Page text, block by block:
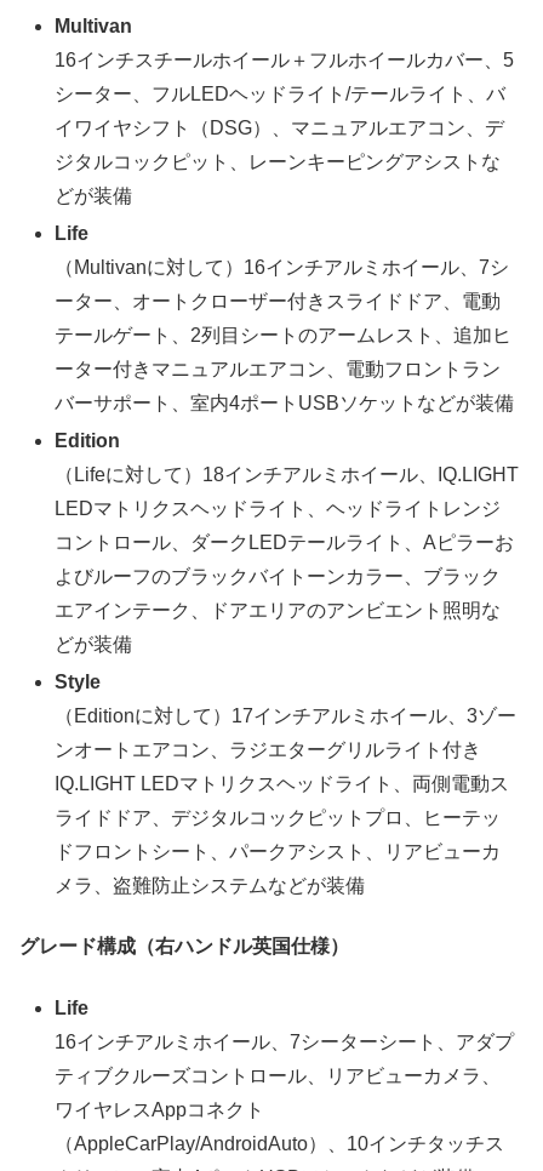
Multivan
16インチスチールホイール＋フルホイールカバー、5
シーター、フルLEDヘッドライト/テールライト、バ
イワイヤシフト（DSG）、マニュアルエアコン、デ
ジタルコックピット、レーンキーピングアシストな
どが装備
Life
（Multivanに対して）16インチアルミホイール、7シ
ーター、オートクローザー付きスライドドア、電動
テールゲート、2列目シートのアームレスト、追加ヒ
ーター付きマニュアルエアコン、電動フロントラン
バーサポート、室内4ポートUSBソケットなどが装備
Edition
（Lifeに対して）18インチアルミホイール、IQ.LIGHT
LEDマトリクスヘッドライト、ヘッドライトレンジ
コントロール、ダークLEDテールライト、Aピラーお
よびルーフのブラックバイトーンカラー、ブラック
エアインテーク、ドアエリアのアンビエント照明な
どが装備
Style
（Editionに対して）17インチアルミホイール、3ゾー
ンオートエアコン、ラジエターグリルライト付き
IQ.LIGHT LEDマトリクスヘッドライト、両側電動ス
ライドドア、デジタルコックピットプロ、ヒーテッ
ドフロントシート、パークアシスト、リアビューカ
メラ、盗難防止システムなどが装備
グレード構成（右ハンドル英国仕様）
Life
16インチアルミホイール、7シーターシート、アダプ
ティブクルーズコントロール、リアビューカメラ、
ワイヤレスAppコネクト
（AppleCarPlay/AndroidAuto）、10インチタッチス